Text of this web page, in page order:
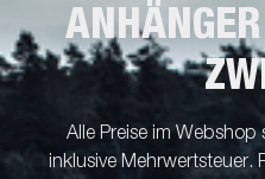
Alle Preise im Webshop
inklusive Mehrwertsteuer.